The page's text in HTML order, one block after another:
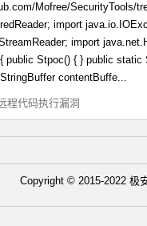
Mofree/SecurityTools/
import
import
public Stpoc() { } public static
contentBuffe...
程代码执行漏洞
Copyright © 2015-2022